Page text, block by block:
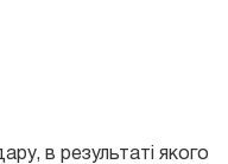
в результаті якого